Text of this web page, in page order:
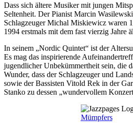
Dass sich ältere Musiker mit jungen
Seltenheit. Der Pianist Marcin
Schlagzeuger Michal Miskiewicz waren
1994 erstmals mit dem fast vierzig Jahre
In seinem „Nordic Quintet“ ist der
Es mag das inspirierende
jugendlicher Unbekümmertheit sein, die
Wunder, dass der Schlagzeuger und
sowie der Bassisten Vitold Rek in der
Stanko zu dessen „wundervollem
Mümpfers